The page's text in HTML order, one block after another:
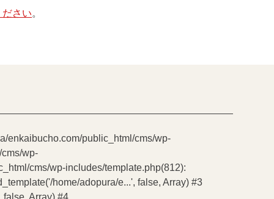
さい。
enkaibucho.com/public_html/cms/wp-
wp-
cms/wp-includes/template.php(812):
home/adopura/e...', false, Array) #3
Array) #4